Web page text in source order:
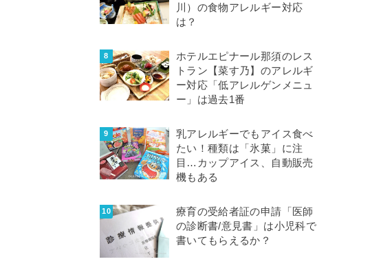
川）の食物アレルギー対応
は？
ホテルエピナール那須のレス
トラン【菜す乃】のアレルギ
ー対応「低アレルゲンメニュ
ー」は過去1番
乳アレルギーでもアイス食べ
たい！種類は「氷菓」に注
目…カップアイス、自動販売
機もある
療育の受給者証の申請「医師
の診断書/意見書」は小児科で
書いてもらえるか？